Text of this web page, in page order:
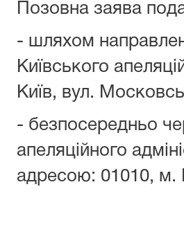
Позовна заява
- шляхом
Київського
Київ, вул.
- безпосередньо
апеляційного
адресою: 01010, м.